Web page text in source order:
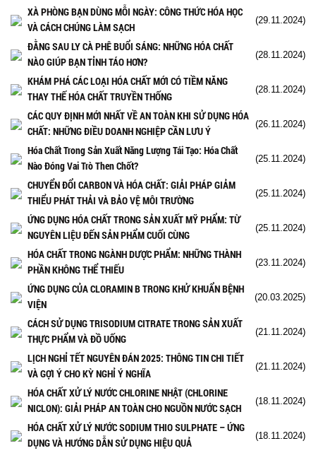
XÀ PHÒNG BẠN DÙNG MỖI NGÀY: CÔNG THỨC HÓA HỌC
VÀ CÁCH CHÚNG LÀM SẠCH
(29.11.2024)
ĐẰNG SAU LY CÀ PHÊ BUỔI SÁNG: NHỮNG HÓA CHẤT
NÀO GIÚP BẠN TỈNH TÁO HƠN?
(28.11.2024)
KHÁM PHÁ CÁC LOẠI HÓA CHẤT MỚI CÓ TIỀM NĂNG
THAY THẾ HÓA CHẤT TRUYỀN THỐNG
(28.11.2024)
CÁC QUY ĐỊNH MỚI NHẤT VỀ AN TOÀN KHI SỬ DỤNG HÓA
CHẤT: NHỮNG ĐIỀU DOANH NGHIỆP CẦN LƯU Ý
(26.11.2024)
Hóa Chất Trong Sản Xuất Năng Lượng Tái Tạo: Hóa Chất
Nào Đóng Vai Trò Then Chốt?
(25.11.2024)
CHUYỂN ĐỔI CARBON VÀ HÓA CHẤT: GIẢI PHÁP GIẢM
THIỂU PHÁT THẢI VÀ BẢO VỆ MÔI TRƯỜNG
(25.11.2024)
ỨNG DỤNG HÓA CHẤT TRONG SẢN XUẤT MỸ PHẨM: TỪ
NGUYÊN LIỆU ĐẾN SẢN PHẨM CUỐI CÙNG
(25.11.2024)
HÓA CHẤT TRONG NGÀNH DƯỢC PHẨM: NHỮNG THÀNH
PHẦN KHÔNG THỂ THIẾU
(23.11.2024)
ỨNG DỤNG CỦA CLORAMIN B TRONG KHỬ KHUẨN BỆNH
VIỆN
(20.03.2025)
CÁCH SỬ DỤNG TRISODIUM CITRATE TRONG SẢN XUẤT
THỰC PHẨM VÀ ĐỒ UỐNG
(21.11.2024)
LỊCH NGHỈ TẾT NGUYÊN ĐÁN 2025: THÔNG TIN CHI TIẾT
VÀ GỢI Ý CHO KỲ NGHỈ Ý NGHĨA
(21.11.2024)
HÓA CHẤT XỬ LÝ NƯỚC CHLORINE NHẬT (CHLORINE
NICLON): GIẢI PHÁP AN TOÀN CHO NGUỒN NƯỚC SẠCH
(18.11.2024)
HÓA CHẤT XỬ LÝ NƯỚC SODIUM THIO SULPHATE – ỨNG
DỤNG VÀ HƯỚNG DẪN SỬ DỤNG HIỆU QUẢ
(18.11.2024)